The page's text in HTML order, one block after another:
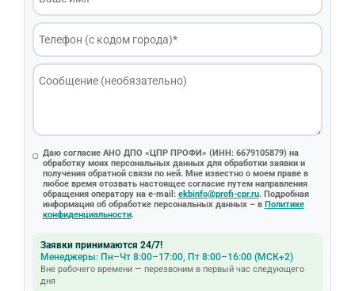
Даю согласие АНО ДПО «ЦПР ПРОФИ» (ИНН: 6679105879) на
обработку моих персональных данных для обработки заявки и
получения обратной связи по ней. Мне известно о моем праве в
любое время отозвать настоящее согласие путем направления
обращения оператору на e-mail: ekbinfo@profi-cpr.ru. Подробная
информация об обработке персональных данных – в Политике
конфиденциальности.
Заявки принимаются 24/7!
Менеджеры: Пн–Чт 8:00–17:00, Пт 8:00–16:00 (МСК+2)
Вне рабочего времени — перезвоним в первый час следующего
дня